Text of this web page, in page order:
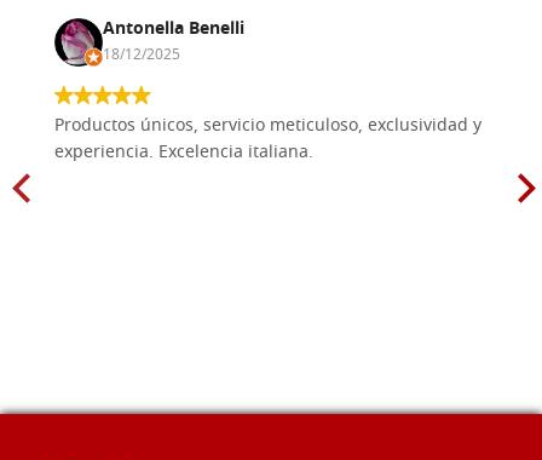
Antonella Benelli
18/12/2025
Productos únicos, servicio meticuloso, exclusividad y
experiencia. Excelencia italiana.